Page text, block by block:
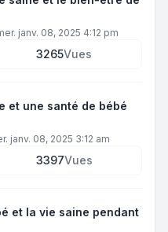
janv. 08, 2025 4:12 pm
3265Vues
et une santé de bébé
janv. 08, 2025 3:12 am
3397Vues
et la vie saine pendant